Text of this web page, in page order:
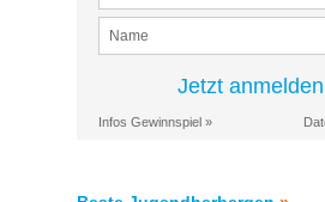
Jetzt anmelden
Infos Gewinnspiel »